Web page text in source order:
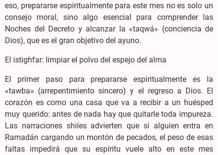
eso, prepararse espiritualmente para este mes no es solo un
consejo moral, sino algo esencial para comprender las
Noches del Decreto y alcanzar la «taqwá» (conciencia de
Dios), que es el gran objetivo del ayuno.
El istighfar: limpiar el polvo del espejo del alma
El primer paso para prepararse espiritualmente es la
«tawba» (arrepentimiento sincero) y el regreso a Dios. El
corazón es como una casa que va a recibir a un huésped
muy querido: antes de nada hay que quitarle toda impureza.
Las narraciones shiíes advierten que si alguien entra en
Ramadán cargando un montón de pecados, el peso de esas
faltas impedirá que su espíritu vuele alto en este mes